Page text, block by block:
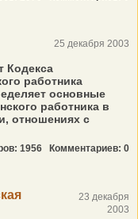
25 декабря 2003
Кодекса
работника
основные
работника в
отношениях с
1956 Комментариев: 0
23 декабря
2003